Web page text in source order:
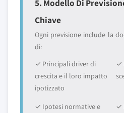
5. Modello Di
Chiave
Ogni previsione include la
di:
✓ Principali driver di
crescita e il loro impatto
ipotizzato
✓
✓ Ipotesi normative e
✓